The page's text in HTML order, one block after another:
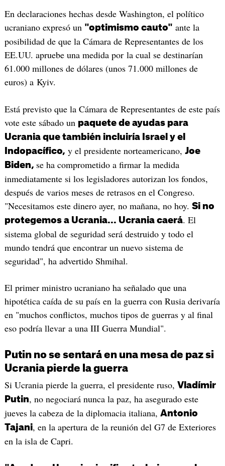
En declaraciones hechas desde Washington, el político
ucraniano expresó un "optimismo cauto" ante la
posibilidad de que la Cámara de Representantes de los
EE.UU. apruebe una medida por la cual se destinarían
61.000 millones de dólares (unos 71.000 millones de
euros) a Kyiv.
Está previsto que la Cámara de Representantes de este país
vote este sábado un paquete de ayudas para
Ucrania que también incluiría Israel y el
Indopacífico, y el presidente norteamericano, Joe
Biden, se ha comprometido a firmar la medida
inmediatamente si los legisladores autorizan los fondos,
después de varios meses de retrasos en el Congreso.
"Necesitamos este dinero ayer, no mañana, no hoy. Si no
protegemos a Ucrania... Ucrania caerá. El
sistema global de seguridad será destruido y todo el
mundo tendrá que encontrar un nuevo sistema de
seguridad", ha advertido Shmihal.
El primer ministro ucraniano ha señalado que una
hipotética caída de su país en la guerra con Rusia derivaría
en "muchos conflictos, muchos tipos de guerras y al final
eso podría llevar a una III Guerra Mundial".
Putin no se sentará en una mesa de paz si
Ucrania pierde la guerra
Si Ucrania pierde la guerra, el presidente ruso, Vladímir
Putin, no negociará nunca la paz, ha asegurado este
jueves la cabeza de la diplomacia italiana, Antonio
Tajani, en la apertura de la reunión del G7 de Exteriores
en la isla de Capri.